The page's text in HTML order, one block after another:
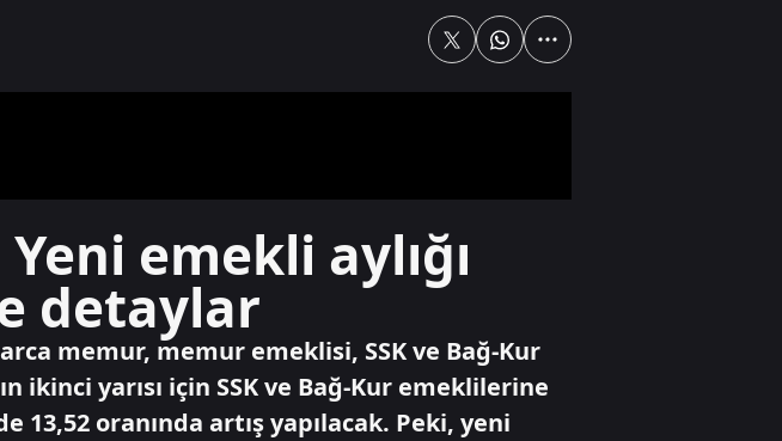
Akın Gürlek'ten
Cumhuriyet
tarihinin en
yüksek üretimi
Yaşam
Evdeki tehlike:
Kapsül deterjanlar
emekli aylığı
detaylar
memur, memur emeklisi, SSK ve Bağ-Kur
ikinci yarısı için SSK ve Bağ-Kur emeklilerine
oranında artış yapılacak. Peki, yeni